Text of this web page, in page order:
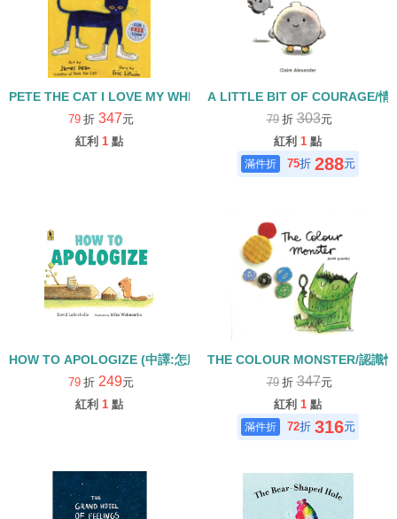
PETE THE CAT I LOVE MY WHITE SHOES(中譯：皮皮貓—我愛我
79 折 347元
紅利 1 點
A LITTLE BIT OF COURAGE/情
79 折303元
紅利 1 點
75折 288元
HOW TO APOLOGIZE (中譯:怎麼說對不起)
79 折 249元
紅利 1 點
THE COLOUR MONSTER/認識
79 折347元
紅利 1 點
72折 316元